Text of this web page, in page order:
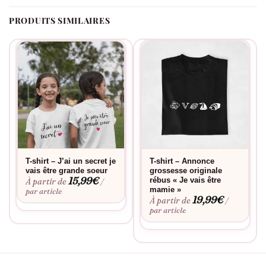
PRODUITS SIMILAIRES
T-shirt – J’ai un secret je
vais être grande soeur
À partir de15,99€ /
par article
T-shirt – Annonce
grossesse originale
rébus « Je vais être
mamie »
À partir de19,99€ /
par article